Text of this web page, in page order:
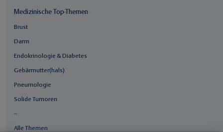
Medizinische Top-Themen
Brust
Darm
Endokrinologie & Diabetes
Gebärmutter(hals)
Pneumologie
Solide Tumoren
–
Alle Themen